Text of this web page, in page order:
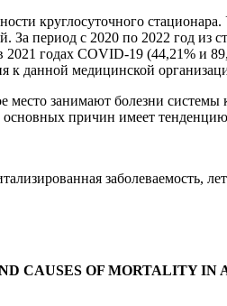
круглосуточного
За период с 2020 по 2022 год
годах COVID-19 (44,21% и
к данной медицинской
место занимают болезни
основных причин имеет
заболеваемость,
CAUSES OF MORTALITY IN